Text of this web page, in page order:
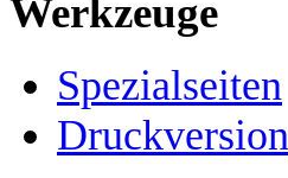
Werkzeuge
Spezialseiten
Druckversion